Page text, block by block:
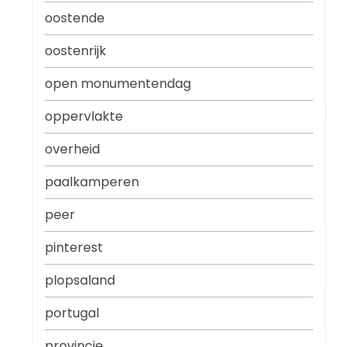
oostende
oostenrijk
open monumentendag
oppervlakte
overheid
paalkamperen
peer
pinterest
plopsaland
portugal